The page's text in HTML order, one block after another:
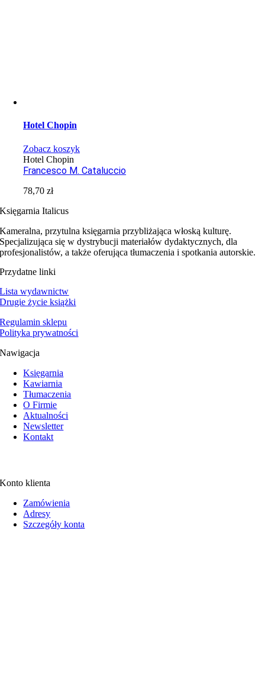
Hotel Chopin
Zobacz koszyk
Hotel Chopin
Francesco M. Cataluccio
78,70zł
Księgarnia Italicus
Kameralna, przytulna księgarnia przybliżająca włoską kulturę.
Specjalizująca się w dystrybucji materiałów dydaktycznych, dla
profesjonalistów, a także oferująca tłumaczenia i spotkania autorskie.
Przydatne linki
Lista wydawnictw
Drugie życie książki
Regulamin sklepu
Polityka prywatności
Nawigacja
Księgarnia
Kawiarnia
Tłumaczenia
O Firmie
Aktualności
Newsletter
Kontakt
Konto klienta
Zamówienia
Adresy
Szczegóły konta